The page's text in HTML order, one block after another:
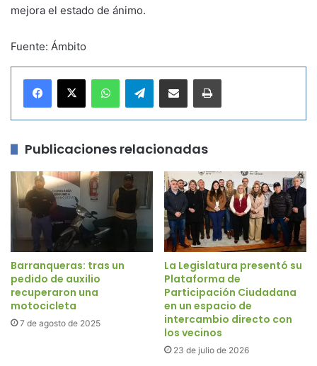
mejora el estado de ánimo.
Fuente: Ámbito
Telegram
Publicaciones relacionadas
Barranqueras: tras un
pedido de auxilio
recuperaron una
motocicleta
7 de agosto de 2025
La Legislatura presentó su
Plataforma de
Participación Ciudadana
en un espacio de
intercambio directo con
los vecinos
23 de julio de 2026